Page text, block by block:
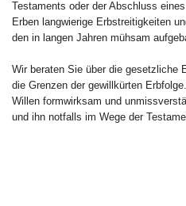
Testaments oder der Abschluss
Erben langwierige Erbstreitigkeiten
den in langen Jahren mühsam
Wir beraten Sie über die gesetzliche
die Grenzen der gewillkürten
Willen formwirksam und
und ihn notfalls im Wege der